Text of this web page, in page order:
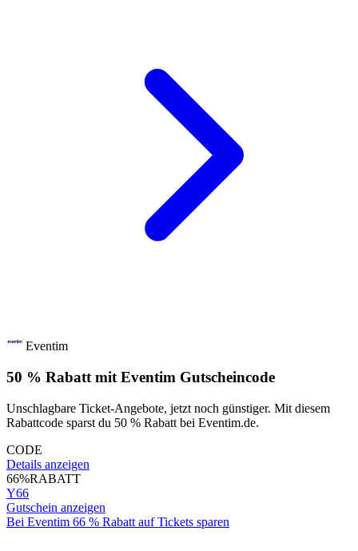
Eventim
50 % Rabatt mit Eventim Gutscheincode
Unschlagbare Ticket-Angebote, jetzt noch günstiger. Mit diesem
Rabattcode sparst du 50 % Rabatt bei Eventim.de.
CODE
Details anzeigen
66%RABATT
Y66
Gutschein anzeigen
Bei Eventim 66 % Rabatt auf Tickets sparen